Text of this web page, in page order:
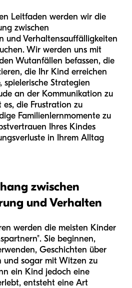
Leitfaden werden wir die
zwischen
und Verhaltensauffälligkeiten
Wir werden uns mit
Wutanfällen befassen, die
die Ihr Kind erreichen
spielerische Strategien
an der Kommunikation zu
die Frustration zu
Familienlernmomente zu
Ihres Kindes
in Ihrem Alltag
zwischen
und Verhalten
werden die meisten Kinder
Sie beginnen,
Geschichten über
und sogar mit Witzen zu
ein Kind jedoch eine
entsteht eine Art